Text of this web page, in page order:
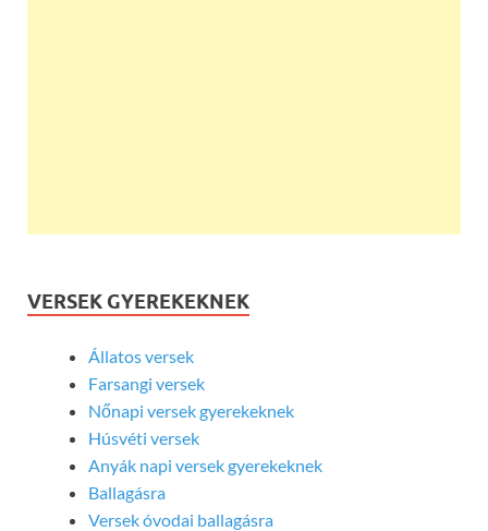
VERSEK GYEREKEKNEK
Állatos versek
Farsangi versek
Nőnapi versek gyerekeknek
Húsvéti versek
Anyák napi versek gyerekeknek
Ballagásra
Versek óvodai ballagásra